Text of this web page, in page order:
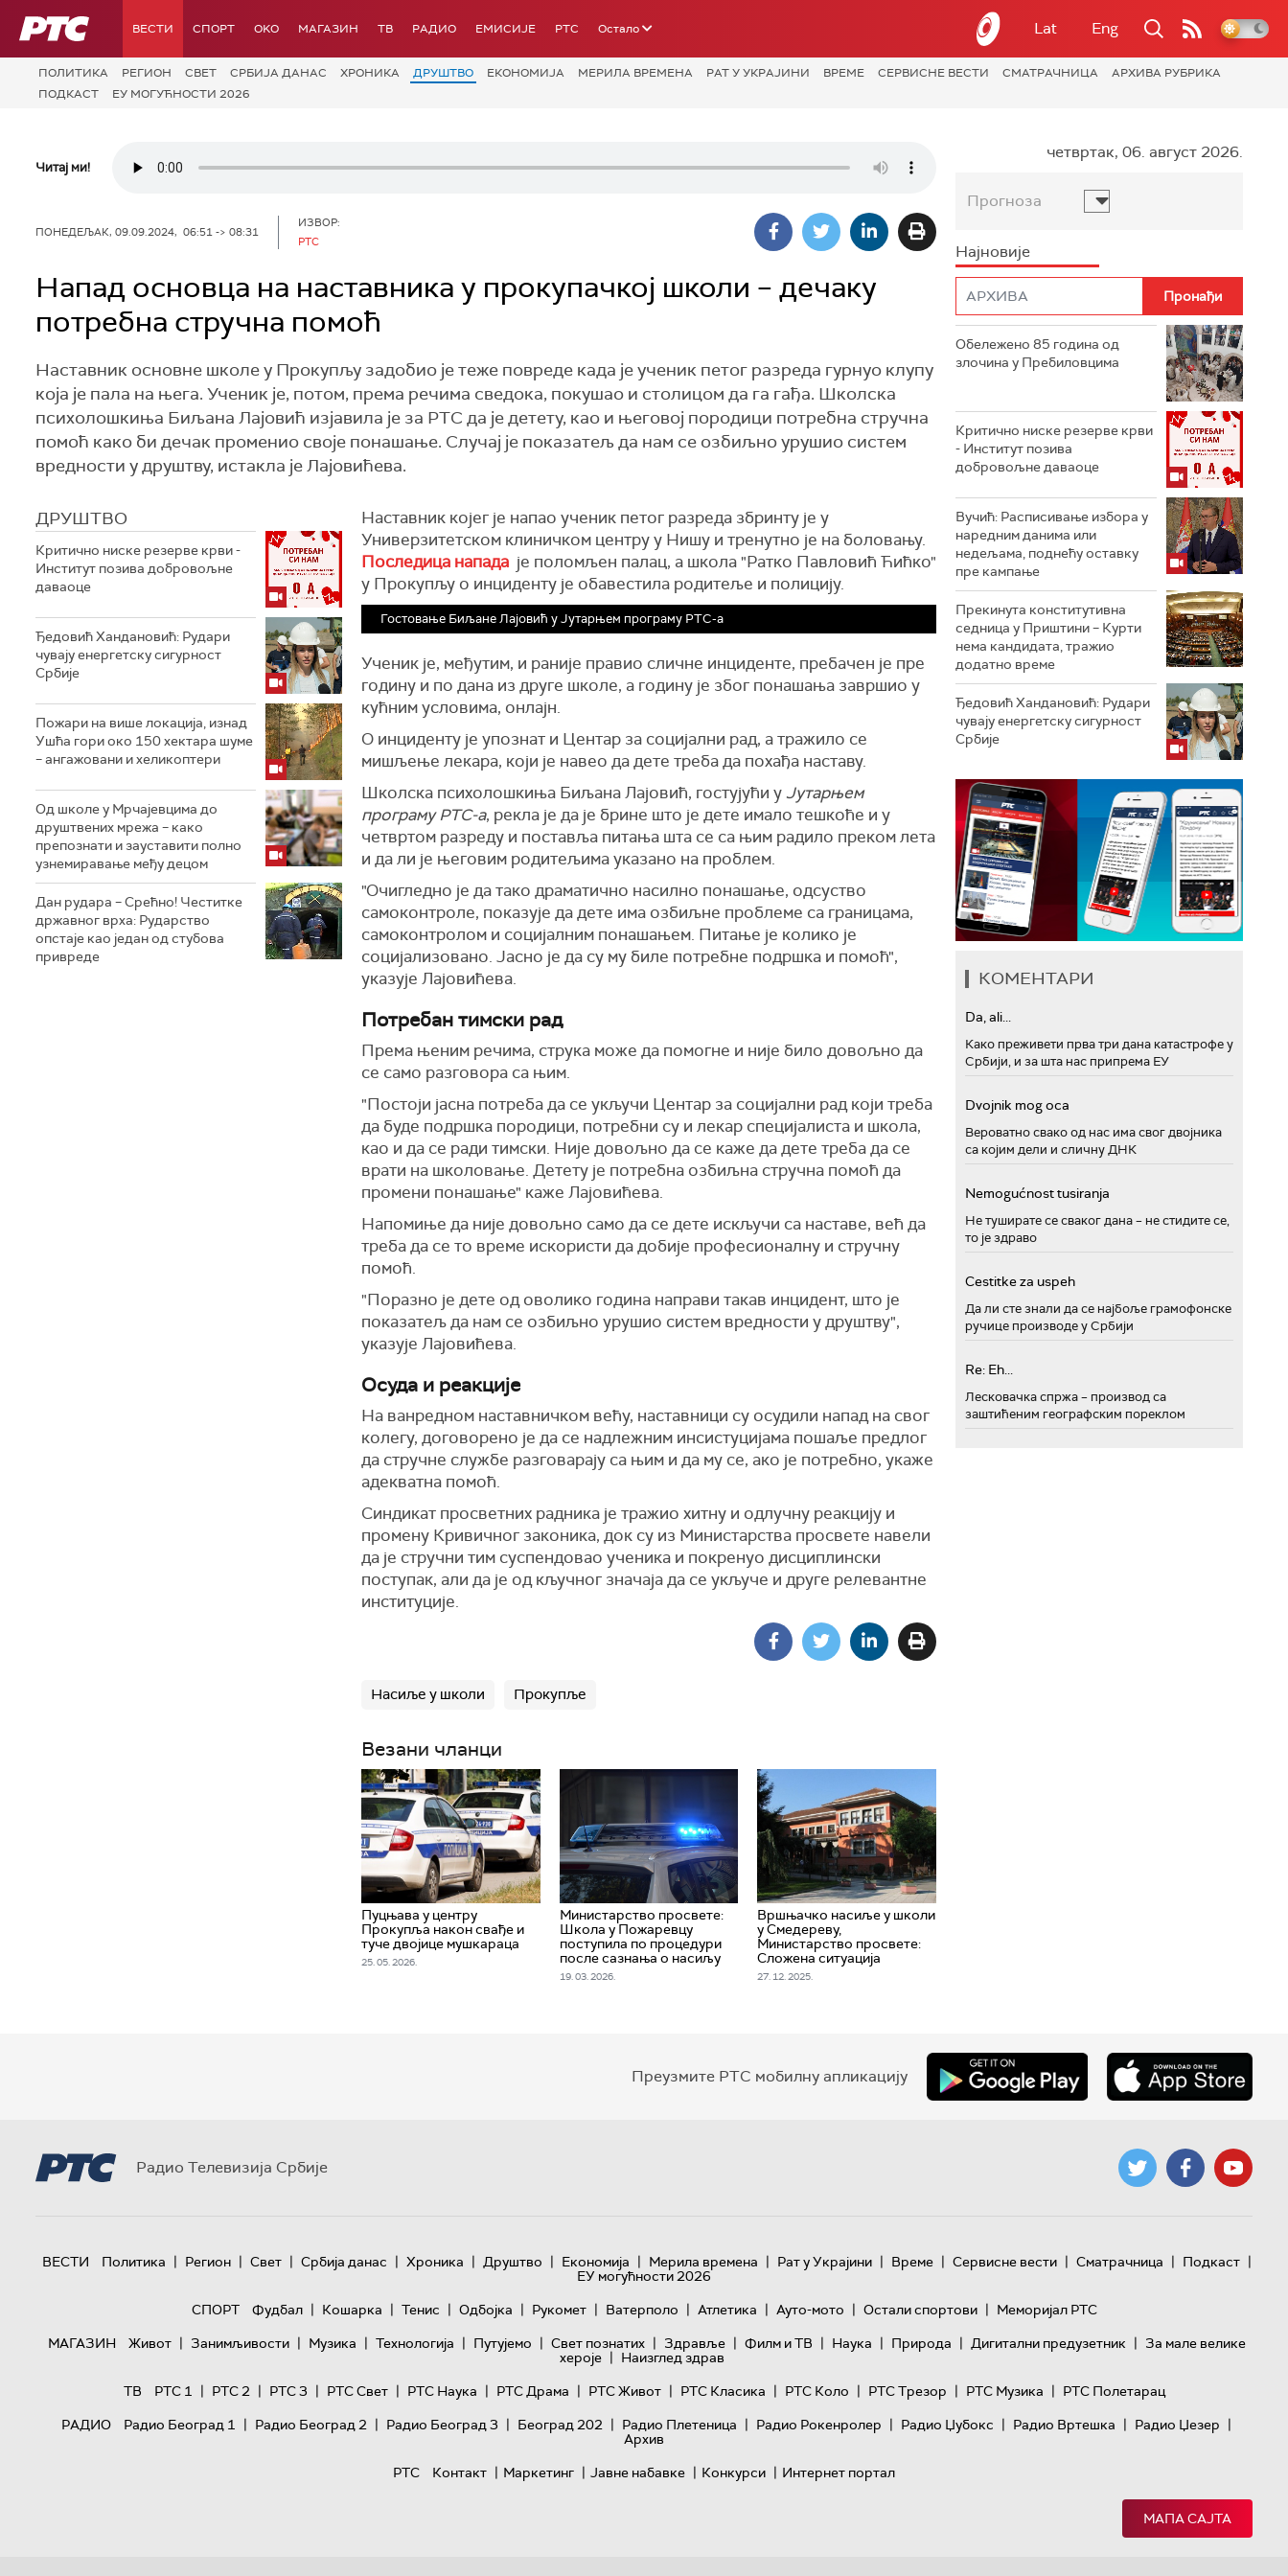
РТС ВЕСТИ СПОРТ OKO МАГАЗИН ТВ РАДИО ЕМИСИЈЕ РТС Остало Lat Eng
ПОЛИТИКА РЕГИОН СВЕТ СРБИЈА ДАНАС ХРОНИКА ДРУШТВО ЕКОНОМИЈА МЕРИЛА ВРЕМЕНА РАТ У УКРАЈИНИ ВРЕМЕ СЕРВИСНЕ ВЕСТИ СМАТРАЧНИЦА
АРХИВА РУБРИКА
ПОДКАСТ
ЕУ МОГУЋНОСТИ 2026
Читај ми!
ПОНЕДЕЉАК, 09.09.2024, 06:51 -> 08:31
ИЗВОР:
РТС
Напад основца на наставника у прокупачкој школи – дечаку
потребна стручна помоћ
Наставник основне школе у Прокупљу задобио је теже повреде када је ученик петог разреда гурнуо клупу
која је пала на њега. Ученик је, потом, према речима сведока, покушао и столицом да га гађа. Школска
психолошкиња Биљана Лајовић изјавила је за РТС да је детету, као и његовој породици потребна стручна
помоћ како би дечак променио своје понашање. Случај је показатељ да нам се озбиљно урушио систем
вредности у друштву, истакла је Лајовићева.
ДРУШТВО
Критично ниске резерве крви -
Институт позива добровољне
даваоце
Ђедовић Хандановић: Рудари
чувају енергетску сигурност
Србије
Пожари на више локација, изнад
Ушћа гори око 150 хектара шуме
– ангажовани и хеликоптери
Од школе у Мрчајевцима до
друштвених мрежа – како
препознати и зауставити полно
узнемиравање међу децом
Дан рудара – Срећно! Честитке
државног врха: Рударство
опстаје као један од стубова
привреде
Наставник којег је напао ученик петог разреда збринту је у
Универзитетском клиничком центру у Нишу и тренутно је на боловању.
Последица напада је поломљен палац, а школа "Ратко Павловић Ћићко"
у Прокупљу о инциденту је обавестила родитеље и полицију.
Гостовање Биљане Лајовић у Јутарњем програму РТС-а
Ученик је, међутим, и раније правио сличне инциденте, пребачен је пре
годину и по дана из друге школе, а годину је због понашања завршио у
кућним условима, онлајн.
О инциденту је упознат и Центар за социјални рад, а тражило се
мишљење лекара, који је навео да дете треба да похађа наставу.
Школска психолошкиња Биљана Лајовић, гостујући у Јутарњем
програму РТС-а, рекла је да је брине што је дете имало тешкоће и у
четвртом разреду и поставља питања шта се са њим радило преком лета
и да ли је његовим родитељима указано на проблем.
"Очигледно је да тако драматично насилно понашање, одсуство
самоконтроле, показује да дете има озбиљне проблеме са границама,
самоконтролом и социјалним понашањем. Питање је колико је
социјализовано. Јасно је да су му биле потребне подршка и помоћ",
указује Лајовићева.
Потребан тимски рад
Према њеним речима, струка може да помогне и није било довољно да
се само разговора са њим.
"Постоји јасна потреба да се укључи Центар за социјални рад који треба
да буде подршка породици, потребни су и лекар специјалиста и школа,
као и да се ради тимски. Није довољно да се каже да дете треба да се
врати на школовање. Детету је потребна озбиљна стручна помоћ да
промени понашање" каже Лајовићева.
Напомиње да није довољно само да се дете искључи са наставе, већ да
треба да се то време искористи да добије професионалну и стручну
помоћ.
"Поразно је дете од оволико година направи такав инцидент, што је
показатељ да нам се озбиљно урушио систем вредности у друштву",
указује Лајовићева.
Осуда и реакције
На ванредном наставничком већу, наставници су осудили напад на свог
колегу, договорено је да се надлежним инсистуцијама пошаље предлог
да стручне службе разговарају са њим и да му се, ако је потребно, укаже
адекватна помоћ.
Синдикат просветних радника је тражио хитну и одлучну реакцију и
промену Кривичног законика, док су из Министарства просвете навели
да је стручни тим суспендовао ученика и покренуо дисциплински
поступак, али да је од кључног значаја да се укључе и друге релевантне
институције.
Насиље у школи Прокупље
Везани чланци
Пуцњава у центру
Прокупља након свађе и
туче двојице мушкараца
25. 05. 2026.
Министарство просвете:
Школа у Пожаревцу
поступила по процедури
после сазнања о насиљу
19. 03. 2026.
Вршњачко насиље у школи
у Смедереву,
Министарство просвете:
Сложена ситуација
27. 12. 2025.
четвртак, 06. август 2026.
Прогноза
Најновије
Обележено 85 година од
злочина у Пребиловцима
Критично ниске резерве крви
- Институт позива
добровољне даваоце
Вучић: Расписивање избора у
наредним данима или
недељама, поднећу оставку
пре кампање
Прекинута конститутивна
седница у Приштини – Курти
нема кандидата, тражио
додатно време
Ђедовић Хандановић: Рудари
чувају енергетску сигурност
Србије
КОМЕНТАРИ
Da, ali...
Како преживети прва три дана катастрофе у
Србији, и за шта нас припрема ЕУ
Dvojnik mog oca
Вероватно свако од нас има свог двојника
са којим дели и сличну ДНК
Nemogućnost tusiranja
Не туширате се сваког дана – не стидите се,
то је здраво
Cestitke za uspeh
Да ли сте знали да се најбоље грамофонске
ручице производе у Србији
Re: Eh...
Лесковачка спржа – производ са
заштићеним географским пореклом
Преузмите РТС мобилну апликацију
Радио Телевизија Србије
ВЕСТИ Политика | Регион | Свет | Србија данас | Хроника | Друштво | Економија | Мерила времена | Рат у Украјини | Време | Сервисне вести | Сматрачница | Подкаст |
ЕУ могућности 2026
СПОРТ
Фудбал | Кошарка | Тенис | Одбојка | Рукомет | Ватерполо | Атлетика | Ауто-мото | Остали спортови | Меморијал РТС
МАГАЗИН
Живот | Занимљивости | Музика | Технологијa | Путујемо | Свет познатих | Здравље | Филм и ТВ | Наука | Природа | Дигитални предузетник | За мале велике
хероје | Наизглед здрав
ТВ
РТС 1 | РТС 2 | РТС 3 | РТС Свет | РТС Наука | РТС Драма | РТС Живот | РТС Класика | РТС Коло | РТС Трезор | РТС Музика | РТС Полетарац
РАДИО
Радио Београд 1 | Радио Београд 2 | Радио Београд 3 | Београд 202 | Радио Плетеница | Радио Рокенролер | Радио Џубокс | Радио Вртешка | Радио Џезер |
Архив
РТС
Контакт | Маркетинг | Јавне набавке | Конкурси | Интернет портал
МАПА САЈТА